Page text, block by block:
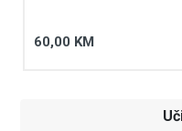
60,00 KM